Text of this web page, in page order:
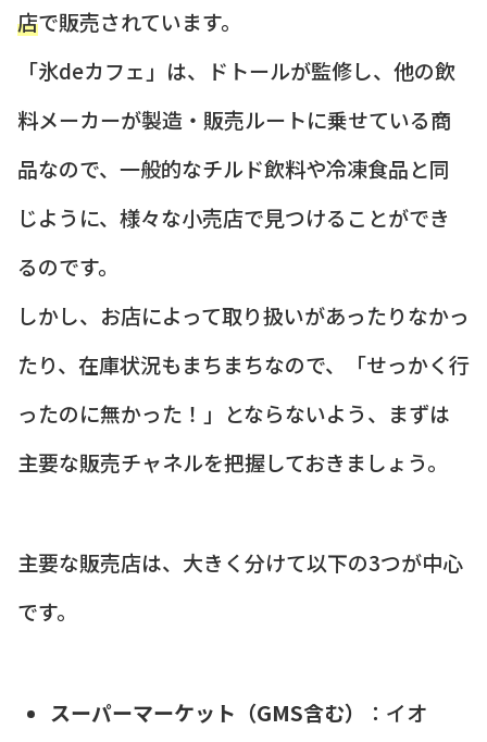
店で販売されています。
「氷deカフェ」は、ドトールが監修し、他の飲
料メーカーが製造・販売ルートに乗せている商
品なので、一般的なチルド飲料や冷凍食品と同
じように、様々な小売店で見つけることができ
るのです。
しかし、お店によって取り扱いがあったりなかっ
たり、在庫状況もまちまちなので、「せっかく行
ったのに無かった！」とならないよう、まずは
主要な販売チャネルを把握しておきましょう。
主要な販売店は、大きく分けて以下の3つが中心
です。
スーパーマーケット（GMS含む）
：イオ